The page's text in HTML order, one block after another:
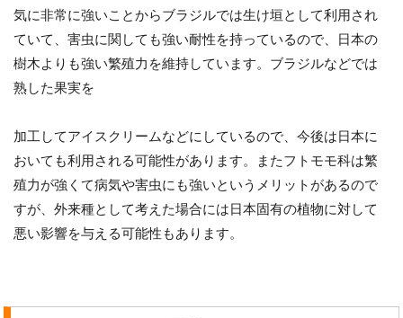
気に非常に強いことからブラジルでは生け垣として利用され
ていて、害虫に関しても強い耐性を持っているので、日本の
樹木よりも強い繁殖力を維持しています。ブラジルなどでは
熟した果実を
加工してアイスクリームなどにしているので、今後は日本に
おいても利用される可能性があります。またフトモモ科は繁
殖力が強くて病気や害虫にも強いというメリットがあるので
すが、外来種として考えた場合には日本固有の植物に対して
悪い影響を与える可能性もあります。